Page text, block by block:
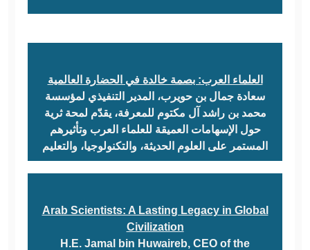
العلماء العرب: بصمة خالدة في الحضارة العالمية
سعادة جمال بن حويرب، المدير التنفيذي لمؤسسة
محمد بن راشد آل مكتوم للمعرفة، يقدّم لمحة ثرية
حول الإسهامات العميقة للعلماء العرب وتأثيرهم
المستمر على العلوم الحديثة، والتكنولوجيا، والتعليم
Arab Scientists: A Lasting Legacy in Global
Civilization
H.E. Jamal bin Huwaireb, CEO of the